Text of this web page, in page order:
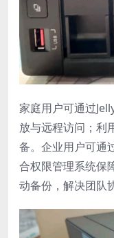
家庭用户可通过
放与远程访问；利
备。企业用户可通
合权限管理系统保
动备份，解决团队